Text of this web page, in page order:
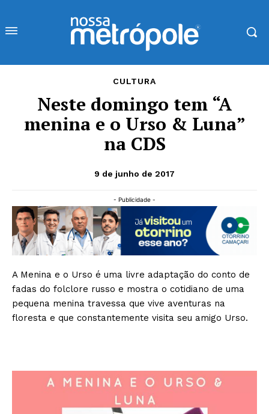
CULTURA
Neste domingo tem “A
menina e o Urso & Luna”
na CDS
9 de junho de 2017
- Publicidade -
A Menina e o Urso é uma livre adaptação do conto de
fadas do folclore russo e mostra o cotidiano de uma
pequena menina travessa que vive aventuras na
floresta e que constantemente visita seu amigo Urso.